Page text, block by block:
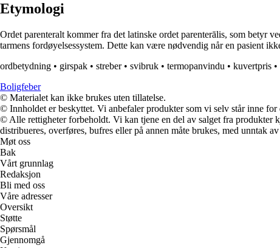
Etymologi
Ordet parenteralt kommer fra det latinske ordet parenterālis, som betyr
tarmens fordøyelsessystem. Dette kan være nødvendig når en pasient
ordbetydning • girspak • streber• svibruk • termopanvindu • kuvertpris •
Boligfeber
© Materialet kan ikke brukes uten tillatelse.
© Innholdet er beskyttet. Vi anbefaler produkter som vi selv står inne
© Alle rettigheter forbeholdt. Vi kan tjene en del av salget fra produkter
distribueres, overføres, bufres eller på annen måte brukes, med unntak
Møt oss
Bak
Vårt grunnlag
Redaksjon
Bli med oss
Våre adresser
Oversikt
Støtte
Spørsmål
Gjennomgå